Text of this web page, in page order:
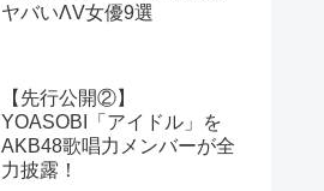
ヤバいΛV女優9選
【先行公開②】
YOASOBI「アイドル」を
AKB48歌唱力メンバーが全
力披露！